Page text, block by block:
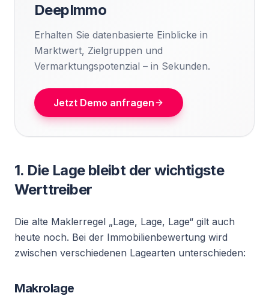
DeepImmo
Erhalten Sie datenbasierte Einblicke in
Marktwert, Zielgruppen und
Vermarktungspotenzial – in Sekunden.
Jetzt Demo anfragen
1. Die Lage bleibt der wichtigste
Werttreiber
Die alte Maklerregel „Lage, Lage, Lage“ gilt auch
heute noch. Bei der Immobilienbewertung wird
zwischen verschiedenen Lagearten unterschieden:
Makrolage